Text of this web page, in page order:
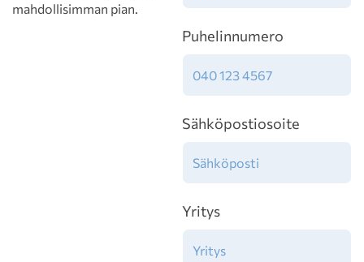
mahdollisimman pian.
Puhelinnumero
Sähköpostiosoite
Yritys